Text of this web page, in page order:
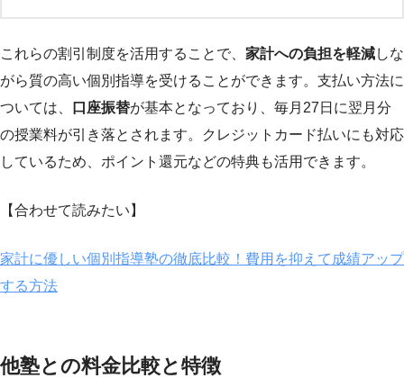
これらの割引制度を活用することで、 家計への負担を軽減しな
がら質の高い個別指導を受けることができます。支払い方法に
ついては、
口座振替が基本となっており、毎月27日に翌月分
の授業料が引き落とされます。クレジットカード払いにも対応
しているため、ポイント還元などの特典も活用できます。
【合わせて読みたい】
家計に優しい個別指導塾の徹底比較！費用を抑えて成績アップ
する方法
他塾との料金比較と特徴